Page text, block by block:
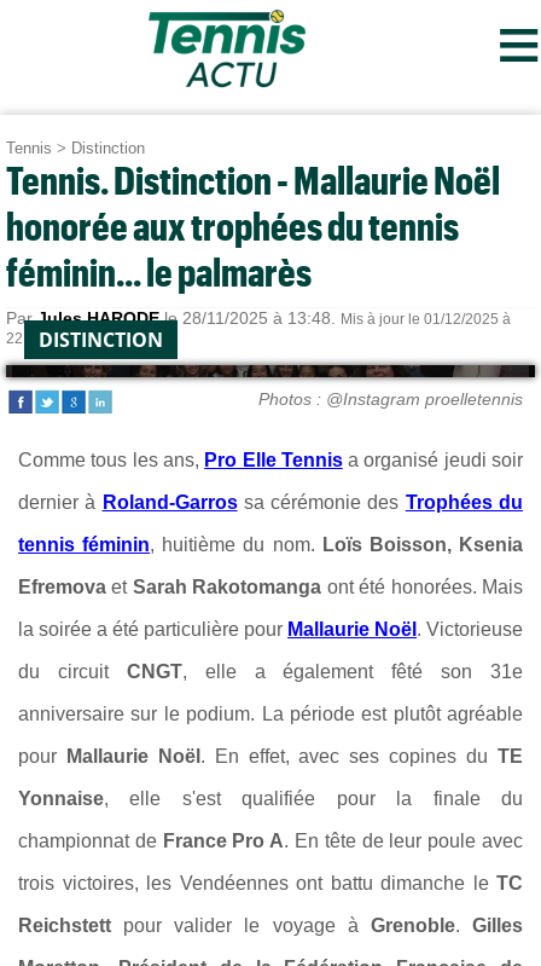
≡
Tennis > Distinction
Tennis. Distinction - Mallaurie Noël
honorée aux trophées du tennis
féminin... le palmarès
ParJules HARODEle 28/11/2025 à 13:48.
Mis à jour le 01/12/2025 à
22:39.DISTINCTION
Photos : @Instagram proelletennis
Comme tous les ans, Pro Elle Tennisa organisé jeudi soir
dernier à Roland-Garrossa cérémonie des Trophées du
tennis féminin, huitième du nom. Loïs Boisson, Ksenia
EfremovaetSarah Rakotomanga ont été honorées. Mais
la soirée a été particulière pour Mallaurie Noël . Victorieuse
du circuit CNGT, elle a également fêté son 31e
anniversaire sur le podium. La période est plutôt agréable
pour Mallaurie Noël . En effet, avec ses copines duTE
Yonnaise, elle s'est qualifiée pour la finale du
championnat de France Pro A. En tête de leur poule avec
trois victoires, les Vendéennes ont battu dimanche le TC
Reichstett pour valider le voyage à Grenoble.Gilles